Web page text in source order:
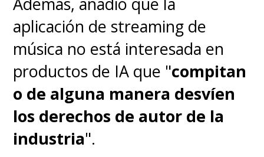
aplicación de streaming de
música no está interesada en
productos de IA que "compitan
o de alguna manera desvíen
los derechos de autor de la
industria".